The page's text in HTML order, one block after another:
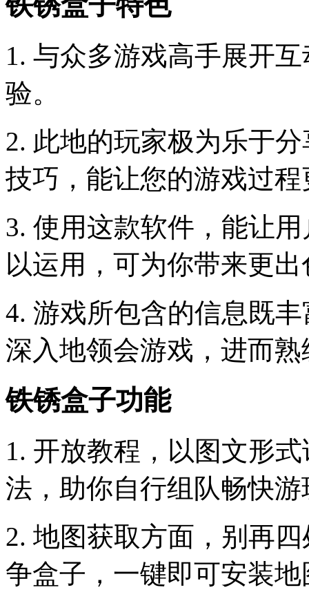
1. 与众多游戏高手展开
验。
2. 此地的玩家极为乐于
技巧，能让您的游戏过
3. 使用这款软件，能让
以运用，可为你带来更
4. 游戏所包含的信息既
深入地领会游戏，进而
铁锈盒子功能
1. 开放教程，以图文形
法，助你自行组队畅快游
2. 地图获取方面，别再
争盒子，一键即可安装